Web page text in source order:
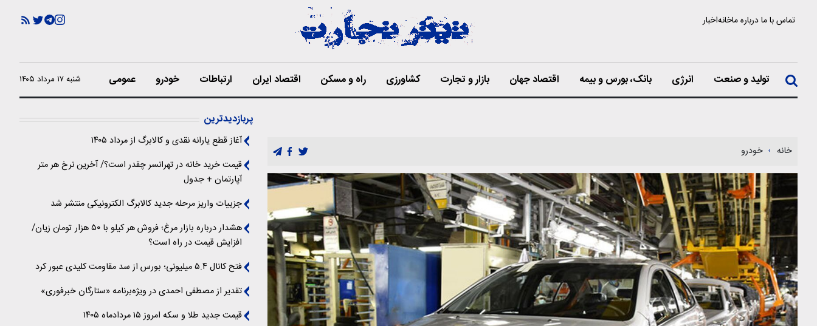
تماس با مادرباره ماخانهاخبار
تولید و صنعت انرژی بانک، بورس و بیمه اقتصاد جهان بازار و تجارت کشاورزی راه و مسکن اقتصاد ایران ارتباطات خودرو عمومی شنبه ۱۷ مرداد ۱۴۰۵
خانه خودرو
پربازدیدترین
آغاز قطع یارانه نقدی و کالابرگ از مرداد ۱۴۰۵
قیمت خرید خانه در تهرانسر چقدر است؟/ آخرین نرخ هر متر
آپارتمان + جدول
جزییات واریز مرحله جدید کالابرگ الکترونیکی منتشر شد
هشدار درباره بازار مرغ؛ فروش هر کیلو با ۵۰ هزار تومان زیان/
افزایش قیمت در راه است؟
فتح کانال ۵.۴ میلیونی؛ بورس از سد مقاومت کلیدی عبور کرد
تقدیر از مصطفی احمدی در ویژه‌برنامه «ستارگان خبرفوری»
قیمت جدید طلا و سکه امروز ۱۵ مردادماه ۱۴۰۵